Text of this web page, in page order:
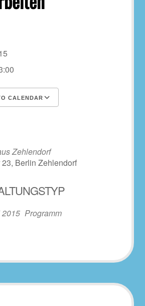
CALENDAR
Zehlendorf
23, Berlin Zehlendorf
2015 Programm